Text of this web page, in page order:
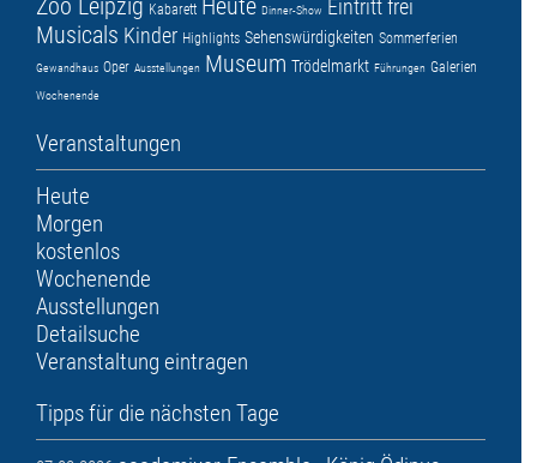
Zoo Leipzig Kabarett Heute Dinner-Show Eintritt frei
Musicals Kinder Highlights Sehenswürdigkeiten Sommerferien
Gewandhaus Oper Ausstellungen Museum Trödelmarkt Führungen Galerien
Wochenende
Veranstaltungen
Heute
Morgen
kostenlos
Wochenende
Ausstellungen
Detailsuche
Veranstaltung eintragen
Tipps für die nächsten Tage